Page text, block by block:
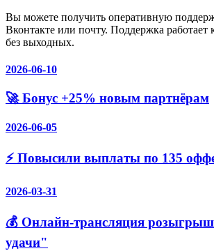
Вы можете получить оперативную
Вконтакте или почту. Поддержка работает
без выходных.
2026-06-10
🚀 Бонус +25% новым партнёрам
2026-06-05
⚡️ Повысили выплаты по 135
2026-03-31
💰 Онлайн-трансляция
удачи"